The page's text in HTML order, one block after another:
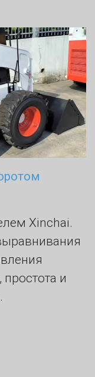
Xinchai.
и